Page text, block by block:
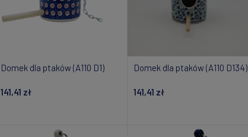
Domek dla ptaków (A110 D1)
141,41 zł
Domek dla ptaków (A110 D134)
141,41 zł